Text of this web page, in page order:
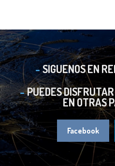
SIGUENOS EN
PUEDES
EN OTRAS
Facebook